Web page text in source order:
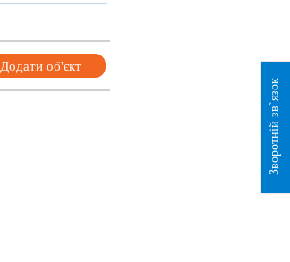
Додати об'єкт
Зворотній зв`язок